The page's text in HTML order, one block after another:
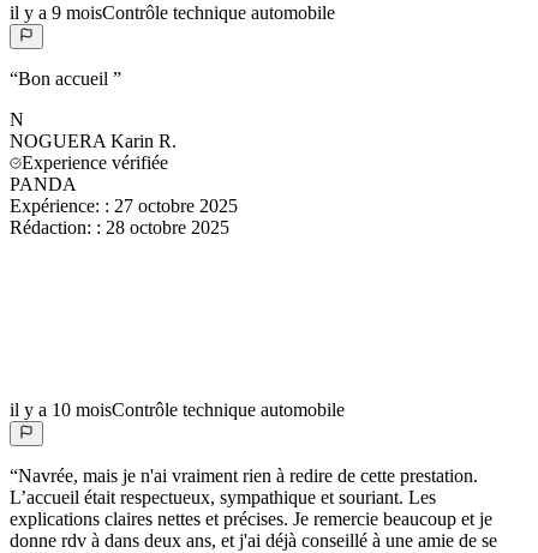
il y a 9 moisContrôle technique automobile
“Bon accueil ”
N
NOGUERA Karin R.
Experience vérifiée
PANDA
Expérience: : 27 octobre 2025
Rédaction: : 28 octobre 2025
il y a 10 moisContrôle technique automobile
“Navrée, mais je n'ai vraiment rien à redire de cette prestation.
L’accueil était respectueux, sympathique et souriant. Les
explications claires nettes et précises. Je remercie beaucoup et je
donne rdv à dans deux ans, et j'ai déjà conseillé à une amie de se